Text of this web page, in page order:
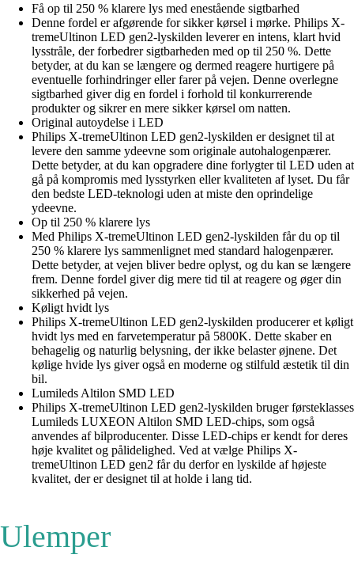
Få op til 250 % klarere lys med enestående sigtbarhed
Denne fordel er afgørende for sikker kørsel i mørke. Philips X-
tremeUltinon LED gen2-lyskilden leverer en intens, klart hvid
lysstråle, der forbedrer sigtbarheden med op til 250 %. Dette
betyder, at du kan se længere og dermed reagere hurtigere på
eventuelle forhindringer eller farer på vejen. Denne overlegne
sigtbarhed giver dig en fordel i forhold til konkurrerende
produkter og sikrer en mere sikker kørsel om natten.
Original autoydelse i LED
Philips X-tremeUltinon LED gen2-lyskilden er designet til at
levere den samme ydeevne som originale autohalogenpærer.
Dette betyder, at du kan opgradere dine forlygter til LED uden at
gå på kompromis med lysstyrken eller kvaliteten af lyset. Du får
den bedste LED-teknologi uden at miste den oprindelige
ydeevne.
Op til 250 % klarere lys
Med Philips X-tremeUltinon LED gen2-lyskilden får du op til
250 % klarere lys sammenlignet med standard halogenpærer.
Dette betyder, at vejen bliver bedre oplyst, og du kan se længere
frem. Denne fordel giver dig mere tid til at reagere og øger din
sikkerhed på vejen.
Køligt hvidt lys
Philips X-tremeUltinon LED gen2-lyskilden producerer et køligt
hvidt lys med en farvetemperatur på 5800K. Dette skaber en
behagelig og naturlig belysning, der ikke belaster øjnene. Det
kølige hvide lys giver også en moderne og stilfuld æstetik til din
bil.
Lumileds Altilon SMD LED
Philips X-tremeUltinon LED gen2-lyskilden bruger førsteklasses
Lumileds LUXEON Altilon SMD LED-chips, som også
anvendes af bilproducenter. Disse LED-chips er kendt for deres
høje kvalitet og pålidelighed. Ved at vælge Philips X-
tremeUltinon LED gen2 får du derfor en lyskilde af højeste
kvalitet, der er designet til at holde i lang tid.
Ulemper